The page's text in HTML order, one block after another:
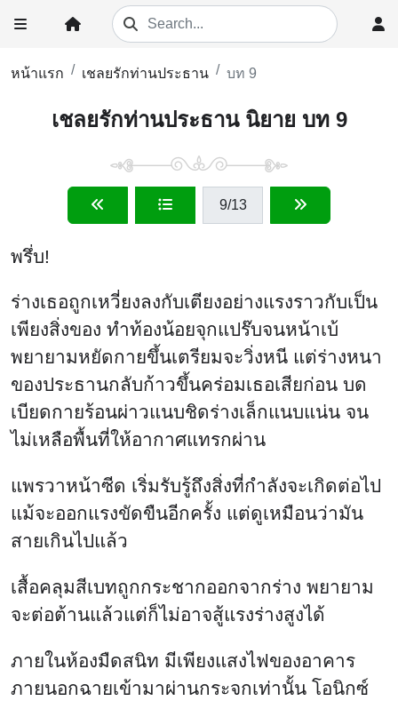
หน้าแรก เชลยรักท่านประธาน บท 9
เชลยรักท่านประธาน นิยาย บท 9
9/13
พรึ่บ!
ร่างเธอถูกเหวี่ยงลงกับเตียงอย่างแรงราวกับเป็น
เพียงสิ่งของ ทำท้องน้อยจุกแปร๊บจนหน้าเบ้
พยายามหยัดกายขึ้นเตรียมจะวิ่งหนี แต่ร่างหนา
ของประธานกลับก้าวขึ้นคร่อมเธอเสียก่อน บด
เบียดกายร้อนผ่าวแนบชิดร่างเล็กแนบแน่น จน
ไม่เหลือพื้นที่ให้อากาศแทรกผ่าน
แพรวาหน้าซีด เริ่มรับรู้ถึงสิ่งที่กำลังจะเกิดต่อไป
แม้จะออกแรงขัดขืนอีกครั้ง แต่ดูเหมือนว่ามัน
สายเกินไปแล้ว
เสื้อคลุมสีเบทถูกกระชากออกจากร่าง พยายาม
จะต่อต้านแล้วแต่ก็ไม่อาจสู้แรงร่างสูงได้
ภายในห้องมืดสนิท มีเพียงแสงไฟของอาคาร
ภายนอกฉายเข้ามาผ่านกระจกเท่านั้น โอนิกซ์